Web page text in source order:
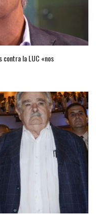
contra la LUC «nos